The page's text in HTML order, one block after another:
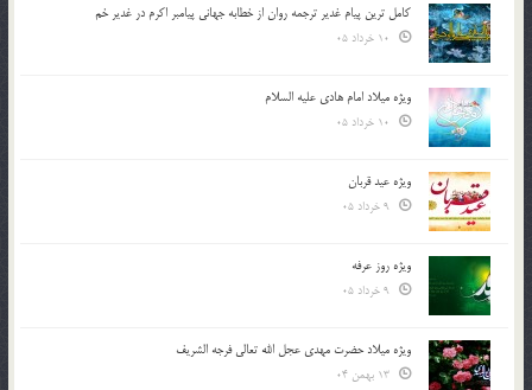
کامل ترین پیام غدیر ترجمه روان از خطابه جهانی پیامبر اکرم در غدیر خم
ویژه میلاد امام هادی علیه السلام
ویژه عید قربان
ویژه روز عرفه
ویژه میلاد حضرت مهدی عجل الله تعالی فرجه الشريف